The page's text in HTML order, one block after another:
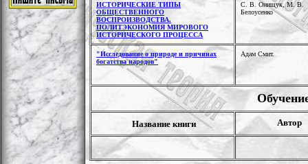
ИСТОРИЧЕСКИЕ ТИПЫ
ОБЩЕСТВЕННОГО
ВОСПРОИЗВОДСТВА.
ПОЛИТЭКОНОМИЯ МИРОВОГО
ИСТОРИЧЕСКОГО ПРОЦЕССА
С. В. Онищук,М. В.
Белоусенко
"Исследование о природе и причинах
богатства народов"
Адам Смит.
Название книги Автор